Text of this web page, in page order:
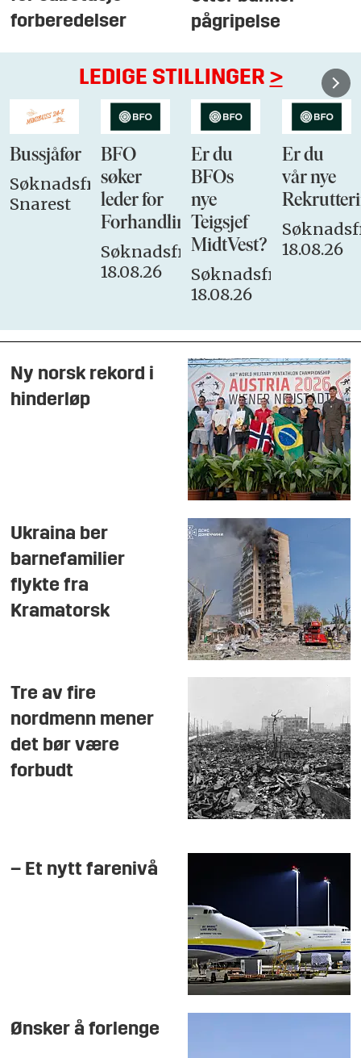
forberedelser
pågripelse
LEDIGE STILLINGER >
Bussjåfør
Søknadsfrist:
Snarest
BFO
søker
leder for
Forhandlingsutvalget
Søknadsfrist:
18.08.26
Er du
BFOs
nye
Teigsjef
MidtVest?
Søknadsfrist:
18.08.26
Er du
vår nye
18.08.26
Ny norsk rekord i
hinderløp
Ukraina ber
barnefamilier
flykte fra
Kramatorsk
Tre av fire
nordmenn mener
det bør være
forbudt
– Et nytt farenivå
Ønsker å forlenge